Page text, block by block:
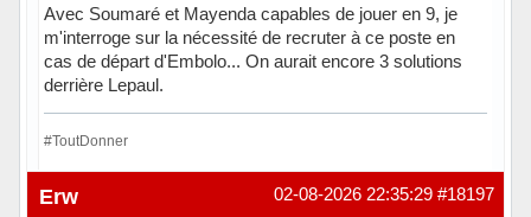
Avec Soumaré et Mayenda capables de jouer en 9, je
m'interroge sur la nécessité de recruter à ce poste en
cas de départ d'Embolo... On aurait encore 3 solutions
derrière Lepaul.
#ToutDonner
Hors ligne #18197
02-08-2026 22:35:29
Erw